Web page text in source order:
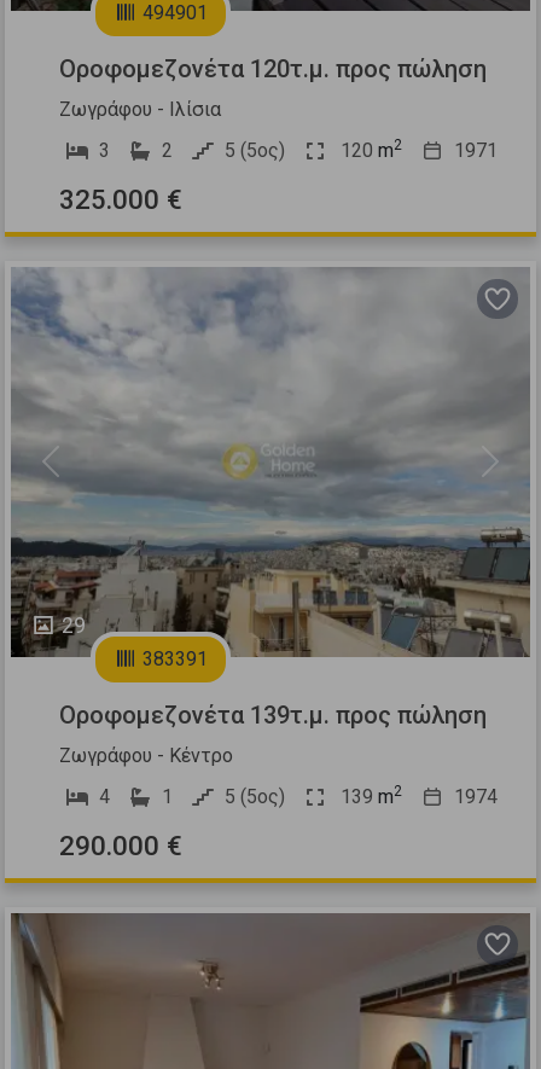
494901
Οροφομεζονέτα 120τ.μ. προς πώληση
Ζωγράφου - Ιλίσια
3
2 5 (5ος) 120 m2 1971
325.000 €
29
Previous Next
383391
Οροφομεζονέτα 139τ.μ. προς πώληση
Ζωγράφου - Κέντρο
4
1 5 (5ος) 139 m2 1974
290.000 €